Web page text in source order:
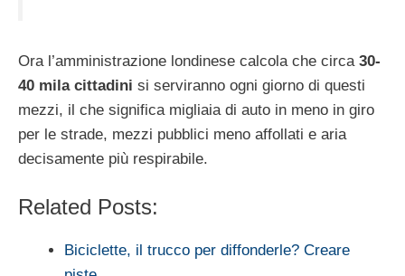
Ora l’amministrazione londinese calcola che circa 30-
40 mila cittadini si serviranno ogni giorno di questi
mezzi, il che significa migliaia di auto in meno in giro
per le strade, mezzi pubblici meno affollati e aria
decisamente più respirabile.
Related Posts:
Biciclette, il trucco per diffonderle? Creare